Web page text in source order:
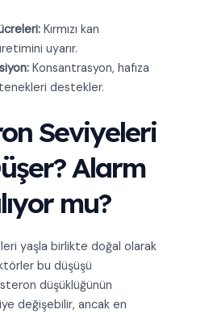
Kırmızı kan
uyarır.
Konsantrasyon, hafıza
destekler.
Seviyeleri
Alarm
mu?
yaşla birlikte doğal olarak
bu düşüşü
düşüklüğünün
değişebilir, ancak en